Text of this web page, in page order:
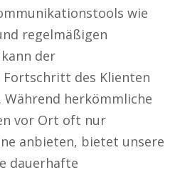
wie
regelmäßigen
der
Fortschritt des Klienten
herkömmliche
vor Ort oft nur
anbieten, bietet unsere
dauerhafte